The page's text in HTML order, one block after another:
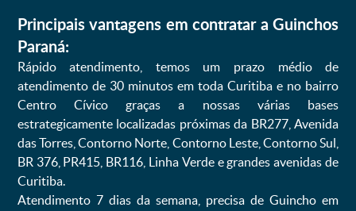
Principais vantagens em contratar a Guinchos
Paraná:
Rápido atendimento, temos um prazo médio de
atendimento de 30 minutos em toda Curitiba e no bairro
Centro Cívico graças a nossas várias bases
estrategicamente localizadas próximas da BR277, Avenida
das Torres, Contorno Norte, Contorno Leste, Contorno Sul,
BR 376, PR415, BR116, Linha Verde e grandes avenidas de
Curitiba.
Atendimento 7 dias da semana, precisa de Guincho em